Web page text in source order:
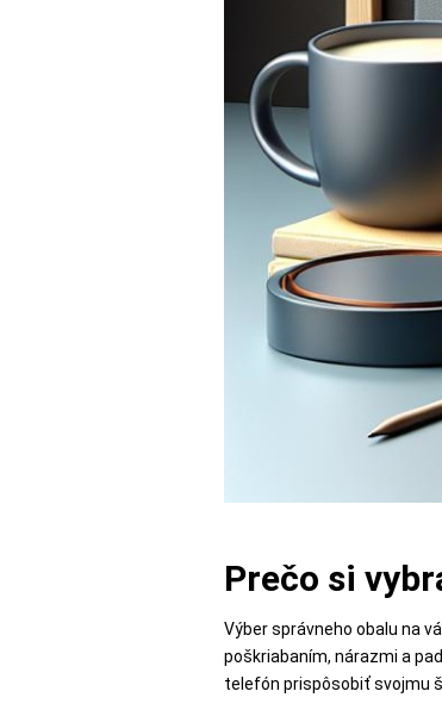
Prečo si
Výber správneho obalu na
poškriabaním, nárazmi a
telefón prispôsobiť svojmu